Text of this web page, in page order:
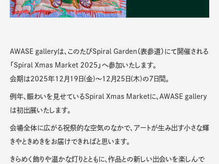
AWASE galleryは、このたびSpiral Garden（表参道）にて開催される
「Spiral Xmas Market 2025」へ参加いたします。
会期は2025年12月19日(金)〜12月25日(木)の7日間。
例年、賑わいを見せているSpiral Xmas Marketに、AWASE gallery
は初出展いたします。
会場全体に広がる祝祭的な空気のなかで、アートが生み出す小さな輝
きやときめきをお届けできればと思います。
きらめく飾りや温かな灯りとともに、作品との新しい出会いを楽しんで